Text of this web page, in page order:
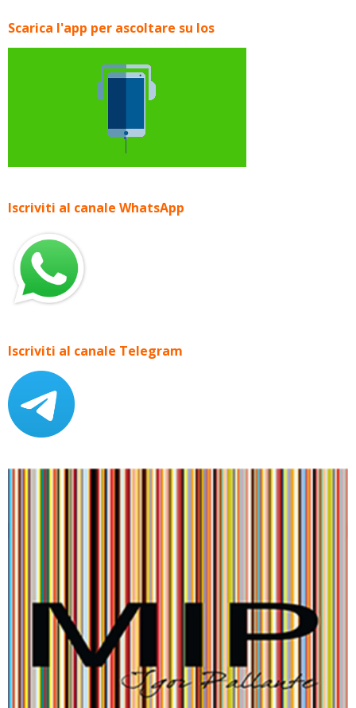
Scarica l'app per ascoltare su Ios
Iscriviti al canale WhatsApp
Iscriviti al canale Telegram